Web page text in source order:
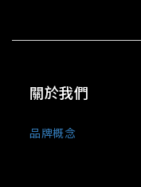
關於我們
品牌概念